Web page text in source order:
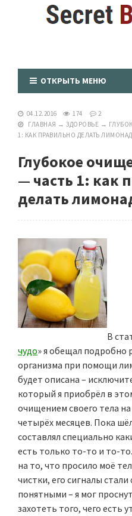
ОТКРЫТЬ МЕНЮ
04.12.2016 174
2
ГЛАВНАЯ → ЗДОРОВЬЕ →
1: КАК ПРАВИЛЬНО ДЕЛАТЬ ЛИМОНАД
Глубокое
— часть 1: как
делать
В
чудо» я обещал подробно
организма при помощи
будет описана –
который я приобрёл в
очищением своего тела
четырёх месяцев. Пока
составлял специально
есть только то-то и то-
на то, что просило моё
чистки, его сигналы
понятными – я мог
захотеть того, чего есть